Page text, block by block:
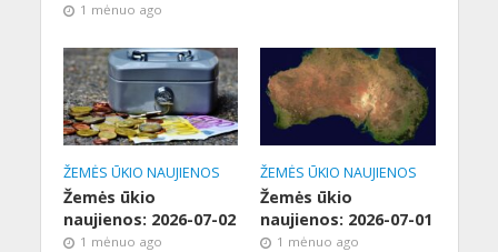
1 mėnuo ago
ŽEMĖS ŪKIO NAUJIENOS
Žemės ūkio
naujienos: 2026-07-02
1 mėnuo ago
ŽEMĖS ŪKIO NAUJIENOS
Žemės ūkio
naujienos: 2026-07-01
1 mėnuo ago